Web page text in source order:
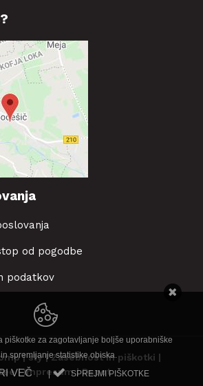
od pogodbe
podatkov
|sly | Zasebnost in piškotki |
| Impresum | Dspot
piškotke za zagotavljanje boljše uporabniške
spremljanje statistike obiska.
VEČ | SPREJMI PIŠKOTKE